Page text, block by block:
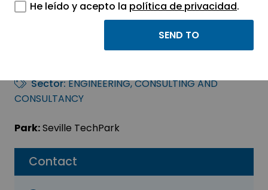
Contact
Deloitte Consulting
Sector:ENGINEERING, CONSULTING AND
CONSULTANCY
Park:Seville TechPark
He leído y acepto la política de privacidad.